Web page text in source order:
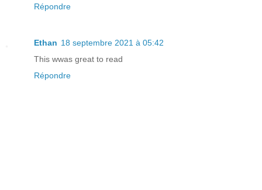
Répondre
Ethan 18 septembre 2021 à 05:42
This wwas great to read
Répondre